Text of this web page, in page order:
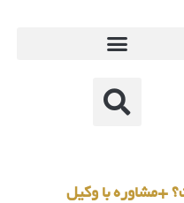
+مشاوره با وکیل